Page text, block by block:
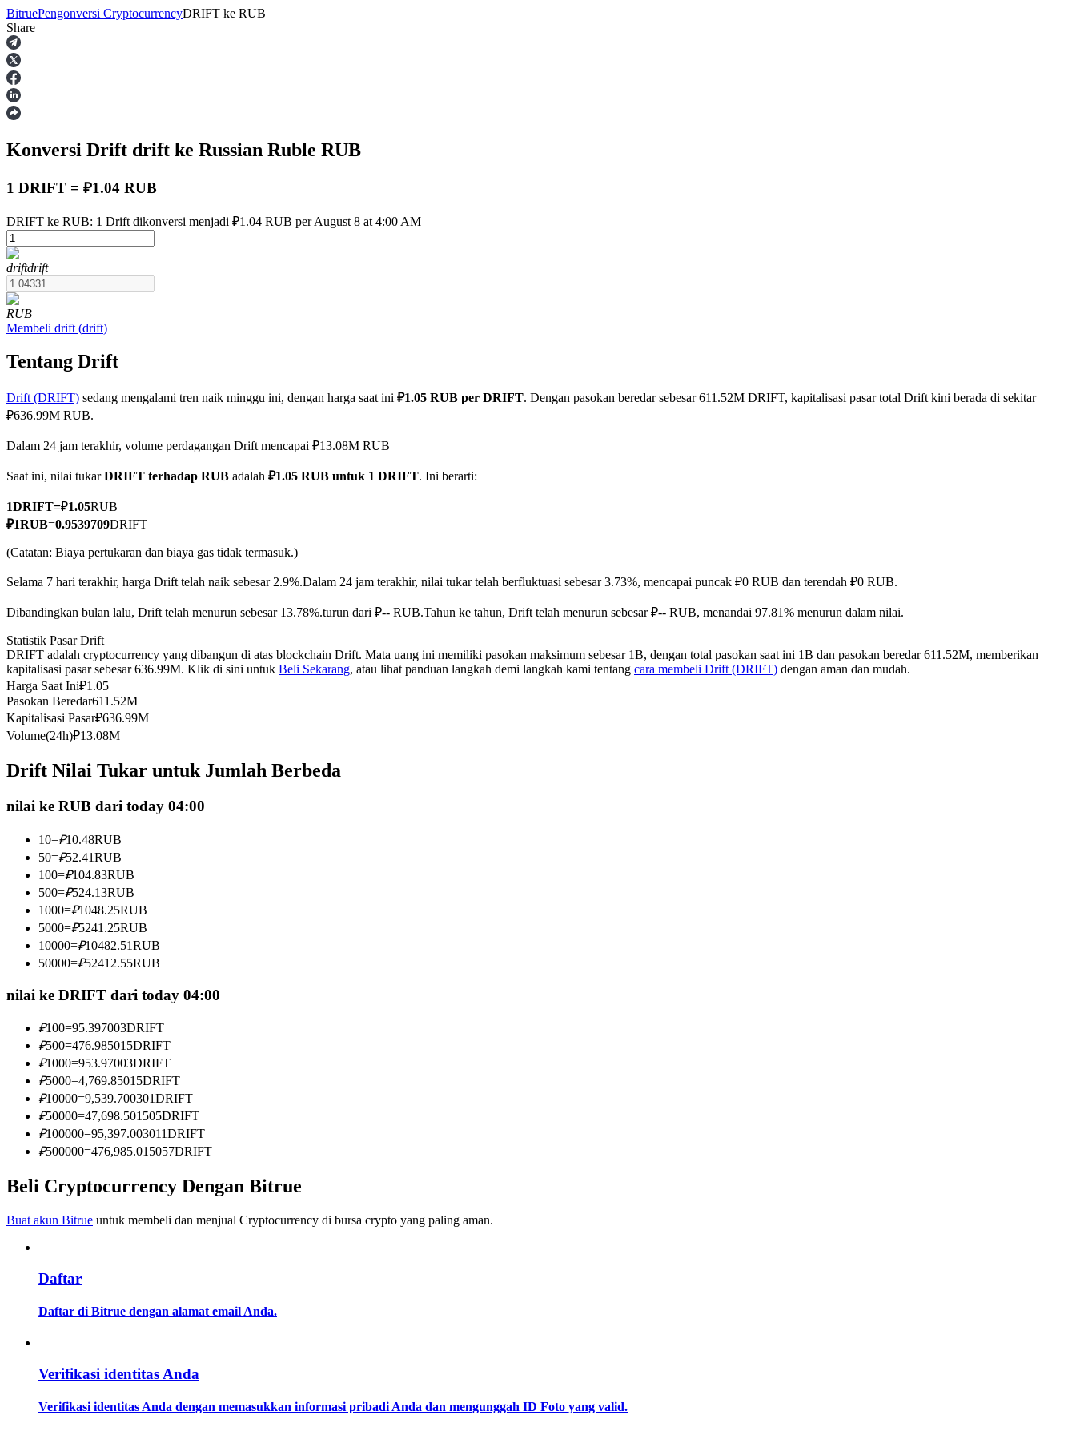
Berjangka
Kontrak berjangka menggunakan USDT sebagai jaminannya
TradFi
USDC Berjangka
Kontrak berjangka menggunakan USDC sebagai jaminannya
Copy Trading
Bergabunglah dengan pedagang top
Menjadi Pedagang Salinan
Nikmati pembagian keuntungan dan komisi copy trading
Informasi
Analisis data besar termasuk info perdagangan, dll.
BitruePengonversi CryptocurrencyDRIFT ke RUB
Share
Konversi Drift drift ke Russian Ruble RUB
1 DRIFT = ₽1.04 RUB
DRIFT ke RUB: 1 Drift dikonversi menjadi ₽1.04 RUB per August 8 at 4:00 AM
driftdrift
RUB
Membeli drift (drift)
Tentang Drift
Drift (DRIFT) sedang mengalami tren naik minggu ini, dengan harga saat ini ₽1.05 RUB per DRIFT. Dengan pasokan beredar sebesar 611.52M DRIFT, kapitalisasi pasar total Drift kini berada di sekitar
₽636.99M RUB.
Dalam 24 jam terakhir, volume perdagangan Drift mencapai ₽13.08M RUB
Saat ini, nilai tukarDRIFT terhadap RUB adalah ₽1.05 RUB untuk 1 DRIFT. Ini berarti:
1DRIFT=₽1.05RUB
₽1RUB=0.9539709DRIFT
(Catatan: Biaya pertukaran dan biaya gas tidak termasuk.)
Selama 7 hari terakhir, harga Drift telah naik sebesar 2.9%.Dalam 24 jam terakhir, nilai tukar telah berfluktuasi sebesar 3.73%, mencapai puncak ₽0 RUB dan terendah ₽0 RUB.
Dibandingkan bulan lalu, Drift telah menurun sebesar 13.78%.turun dari ₽-- RUB.Tahun ke tahun, Drift telah menurun sebesar ₽-- RUB, menandai 97.81% menurun dalam nilai.
Statistik Pasar Drift
DRIFT adalah cryptocurrency yang dibangun di atas blockchain Drift. Mata uang ini memiliki pasokan maksimum sebesar 1B, dengan total pasokan saat ini 1B dan pasokan beredar 611.52M, memberikan
kapitalisasi pasar sebesar 636.99M. Klik di sini untuk Beli Sekarang, atau lihat panduan langkah demi langkah kami tentang cara membeli Drift (DRIFT) dengan aman dan mudah.
Harga Saat Ini₽1.05
Pasokan Beredar611.52M
Kapitalisasi Pasar₽636.99M
Volume(24h)₽13.08M
Drift Nilai Tukar untuk Jumlah Berbeda
nilai ke RUB dari today 04:00
10=₽10.48RUB
50=₽52.41RUB
100=₽104.83RUB
500=₽524.13RUB
1000=₽1048.25RUB
5000=₽5241.25RUB
10000=₽10482.51RUB
50000=₽52412.55RUB
nilai ke DRIFT dari today 04:00
₽100=95.397003DRIFT
₽500=476.985015DRIFT
₽1000=953.97003DRIFT
₽5000=4,769.85015DRIFT
₽10000=9,539.700301DRIFT
₽50000=47,698.501505DRIFT
₽100000=95,397.003011DRIFT
₽500000=476,985.015057DRIFT
Beli Cryptocurrency Dengan Bitrue
Buat akun Bitrue untuk membeli dan menjual Cryptocurrency di bursa crypto yang paling aman.
Daftar
Daftar di Bitrue dengan alamat email Anda.
Verifikasi identitas Anda
Verifikasi identitas Anda dengan memasukkan informasi pribadi Anda dan mengunggah ID Foto yang valid.